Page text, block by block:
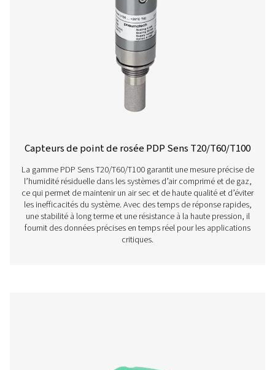
Surveillance de point de rosée
Check S3/S4
Les modèles PDP Check S3 et S4 sont conçus pour la
stationnaire du point de rosée dans les systèmes d'air